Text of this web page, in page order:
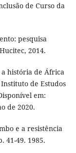
de Curso da
pesquisa
2014.
história de África
de Estudos
em:
de 2020.
e a resistência
41-49. 1985.